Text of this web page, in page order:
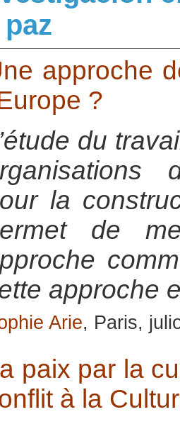
approche
?
du
la
de
approche
Arie, Paris,
paix par la
à la